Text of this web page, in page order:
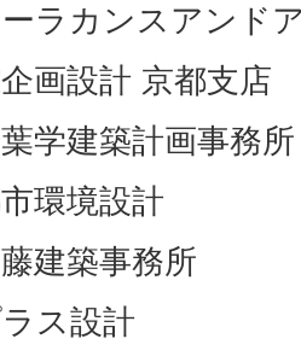
ーラカンスアンド
画設計 京都支店
学建築計画事務所
環境設計
建築事務所
ス設計